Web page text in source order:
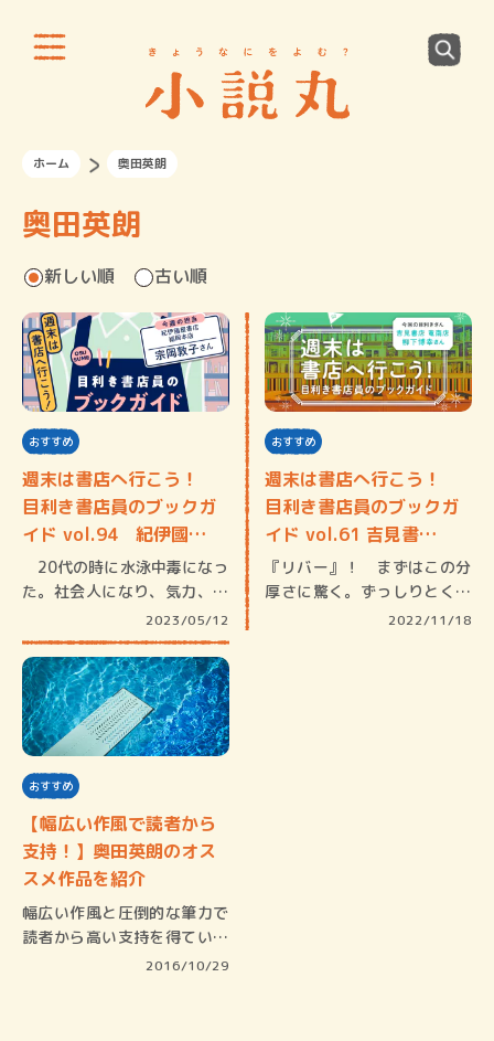
ホーム 奥田英朗
奥田英朗
新しい順 古い順
おすすめ
週末は書店へ行こう！
目利き書店員のブックガ
イド vol.94 紀伊國…
20代の時に水泳中毒になっ
た。社会人になり、気力、体
2023/05/12
おすすめ
週末は書店へ行こう！
目利き書店員のブックガ
イド vol.61 吉見書…
『リバー』！ まずはこの分
厚さに驚く。ずっしりとくる
2022/11/18
おすすめ
【幅広い作風で読者から
支持！】奥田英朗のオス
スメ作品を紹介
幅広い作風と圧倒的な筆力で
読者から高い支持を得ている
2016/10/29